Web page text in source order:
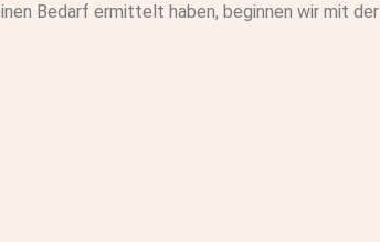
Bedarf ermittelt haben, beginnen wir mit der